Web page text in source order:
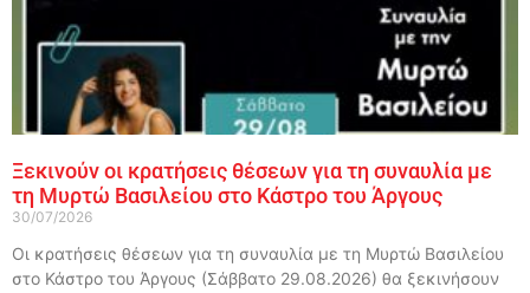
Ξεκινούν οι κρατήσεις θέσεων για τη συναυλία με
τη Μυρτώ Βασιλείου στο Κάστρο του Άργους
30/07/2026
Οι κρατήσεις θέσεων για τη συναυλία με τη Μυρτώ Βασιλείου
στο Κάστρο του Άργους (Σάββατο 29.08.2026) θα ξεκινήσουν